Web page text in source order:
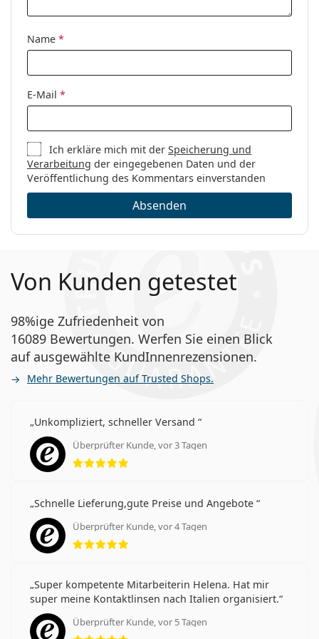
Code:
HG 1010 OIT 16 54
Name *
E-Mail *
Ich erkläre mich mit derSpeicherung und
Verarbeitung der eingegebenen Daten und der
Veröffentlichung des Kommentars einverstanden
Absenden
Von Kunden getestet
98%ige Zufriedenheit von
16089 Bewertungen. Werfen Sie einen Blick
auf ausgewählte KundInnenrezensionen.
Mehr Bewertungen auf Trusted Shops.
Unkompliziert, schneller Versand
Überprüfter Kunde, vor 3 Tagen
Bewertung 5 aus 5
Schnelle Lieferung,gute Preise und Angebote
Überprüfter Kunde, vor 4 Tagen
Bewertung 5 aus 5
Super kompetente Mitarbeiterin Helena. Hat mir
super meine Kontaktlinsen nach Italien organisiert.
Überprüfter Kunde, vor 5 Tagen
Bewertung 5 aus 5